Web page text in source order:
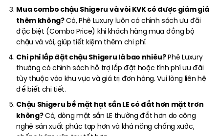
Mua combo chậu Shigeru và vòi KVK có được giảm giá
thêm không?Có, Phê Luxury luôn có chính sách ưu đãi
đặc biệt (Combo Price) khi khách hàng mua đồng bộ
chậu và vòi, giúp tiết kiệm thêm chi phí.
Chi phí lắp đặt chậu Shigeru là bao nhiêu?Phê Luxury
thường có chính sách hỗ trợ lắp đặt hoặc tính phí ưu đãi
tùy thuộc vào khu vực và giá trị đơn hàng. Vui lòng liên hệ
để biết chi tiết.
Chậu Shigeru bề mặt hạt sần LE có đắt hơn mặt trơn
không?Có, dòng mặt sần LE thường đắt hơn do công
nghệ sản xuất phức tạp hơn và khả năng chống xước,